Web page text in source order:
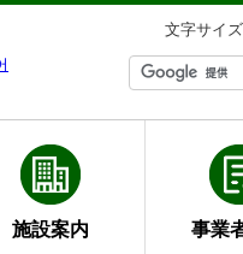
文字サイズ
施設案内 事業